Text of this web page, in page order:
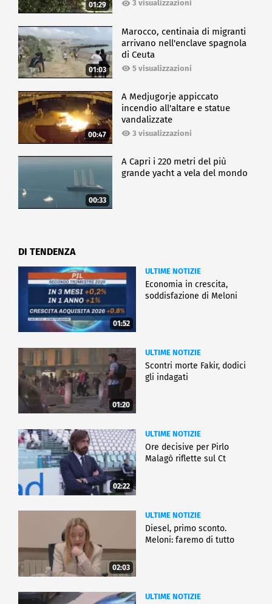
01:29 3 visualizzazioni
01:03
Marocco, centinaia di migranti
arrivano nell'enclave spagnola
di Ceuta
5 visualizzazioni
00:47
A Medjugorje appiccato
incendio all'altare e statue
vandalizzate
3 visualizzazioni
00:33
A Capri i 220 metri del più
grande yacht a vela del mondo
DI TENDENZA
01:52
ULTIME NOTIZIE
Economia in crescita,
soddisfazione di Meloni
01:20
ULTIME NOTIZIE
Scontri morte Fakir, dodici
gli indagati
02:22
ULTIME NOTIZIE
Ore decisive per Pirlo
Malagò riflette sul Ct
02:03
ULTIME NOTIZIE
Diesel, primo sconto.
Meloni: faremo di tutto
ULTIME NOTIZIE